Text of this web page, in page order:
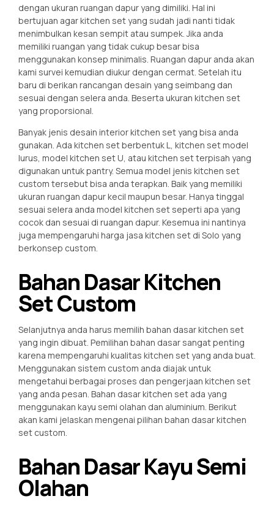
dengan ukuran ruangan dapur yang dimiliki. Hal ini
bertujuan agar kitchen set yang sudah jadi nanti tidak
menimbulkan kesan sempit atau sumpek. Jika anda
memiliki ruangan yang tidak cukup besar bisa
menggunakan konsep minimalis. Ruangan dapur anda akan
kami survei kemudian diukur dengan cermat. Setelah itu
baru di berikan rancangan desain yang seimbang dan
sesuai dengan selera anda. Beserta ukuran kitchen set
yang proporsional.
Banyak jenis desain interior kitchen set yang bisa anda
gunakan. Ada kitchen set berbentuk L, kitchen set model
lurus, model kitchen set U, atau kitchen set terpisah yang
digunakan untuk pantry. Semua model jenis kitchen set
custom tersebut bisa anda terapkan. Baik yang memiliki
ukuran ruangan dapur kecil maupun besar. Hanya tinggal
sesuai selera anda model kitchen set seperti apa yang
cocok dan sesuai di ruangan dapur. Kesemua ini nantinya
juga mempengaruhi harga jasa kitchen set di Solo yang
berkonsep custom.
Bahan Dasar Kitchen
Set Custom
Selanjutnya anda harus memilih bahan dasar kitchen set
yang ingin dibuat. Pemilihan bahan dasar sangat penting
karena mempengaruhi kualitas kitchen set yang anda buat.
Menggunakan sistem custom anda diajak untuk
mengetahui berbagai proses dan pengerjaan kitchen set
yang anda pesan. Bahan dasar kitchen set ada yang
menggunakan kayu semi olahan dan aluminium. Berikut
akan kami jelaskan mengenai pilihan bahan dasar kitchen
set custom.
Bahan Dasar Kayu Semi
Olahan